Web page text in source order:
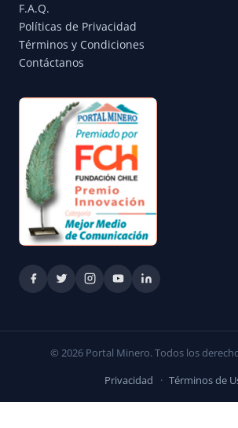
F.A.Q.
Políticas de Privacidad
Términos y Condiciones
Contáctanos
© 2026 Portal Minero. Todos los
Privacidad · Términos de